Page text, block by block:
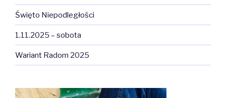
Święto Niepodległości
1.11.2025 – sobota
Wariant Radom 2025